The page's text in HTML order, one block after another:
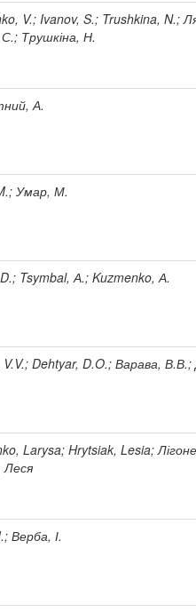
V.; Ivanov, S.; Trushkina, N.;
С.; Трушкіна, Н.
А.
Умар, М.
Tsymbal, А.; Kuzmenko, А.
V.V.; Dehtyar, D.O.; Варава,
Larysa; Hrytsiak, Lesia;
Леся
Верба, І.